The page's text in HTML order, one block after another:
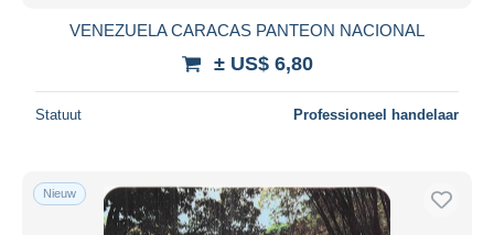
VENEZUELA CARACAS PANTEON NACIONAL
± US$ 6,80
Statuut Professioneel handelaar
Nieuw